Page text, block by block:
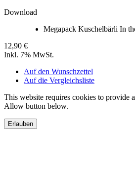
Download
Megapack Kuschelbärli In
12,90 €
Inkl. 7% MwSt.
Auf den Wunschzettel
Auf die Vergleichsliste
This website requires cookies to provide
Allow button below.
Erlauben